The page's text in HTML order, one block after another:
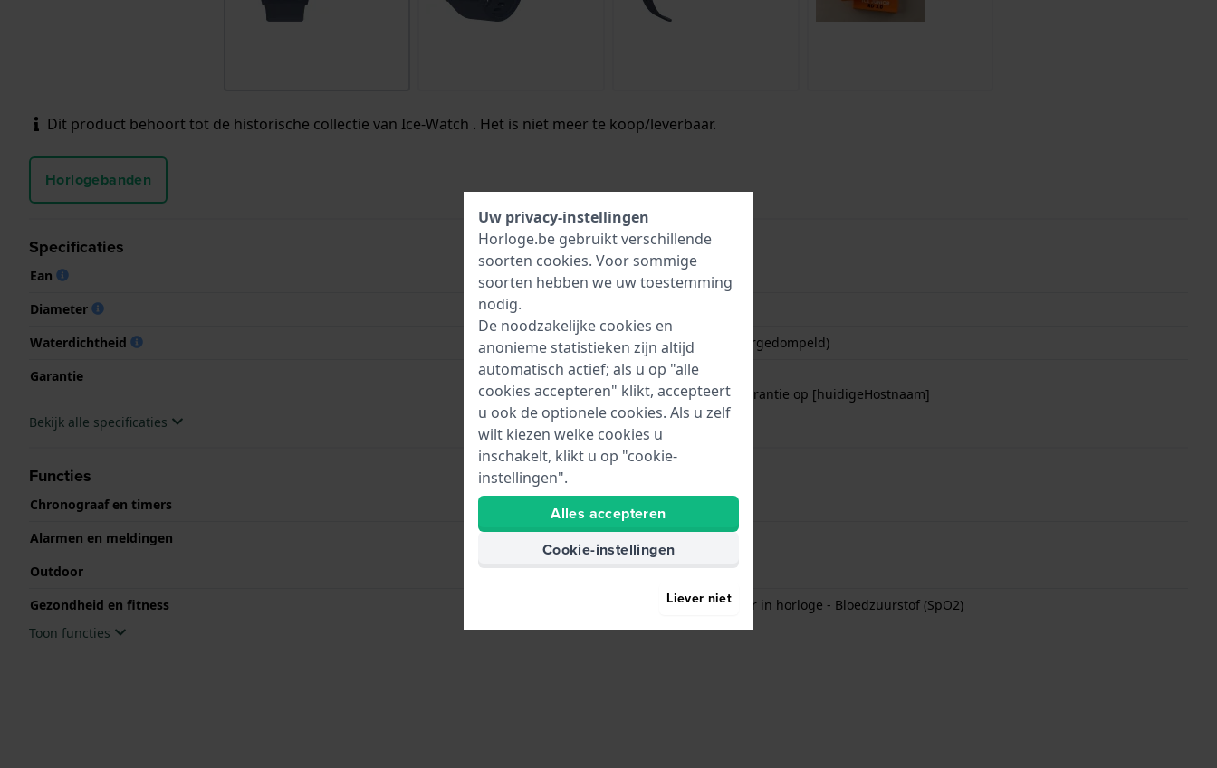
Dit product behoort tot de historische collectie van Ice-Watch . Het is niet meer te koop/leverbaar.
Horlogebanden
Specificaties
Ean
4895173345951
Diameter
Waterdichtheid
IP68 (Kan worden ondergedompeld)
Garantie
2 jaar garantie
Gratis1 jaar extra garantie op [huidigeHostnaam]
Bekijk alle specificaties
Functies
Chronograaf en timers
Alarmen en meldingen
Wekker
Outdoor
Weersvoorspelling
Gezondheid en fitness
Hartslagmeter - Monitor in horloge - Bloedzuurstof (SpO2)
Toon functies
Uw privacy-instellingen
Horloge.be gebruikt verschillende
soorten cookies. Voor sommige
soorten hebben we uw toestemming
nodig.
De noodzakelijke cookies en
anonieme statistieken zijn altijd
automatisch actief; als u op "alle
cookies accepteren" klikt, accepteert
u ook de optionele cookies. Als u zelf
wilt kiezen welke cookies u
inschakelt, klikt u op "cookie-
instellingen".
Alles accepteren
Cookie-instellingen
Liever niet